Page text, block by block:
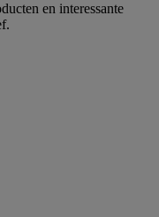
en interessante